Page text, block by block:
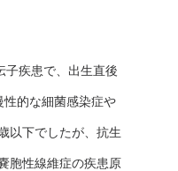
子疾患で、出生直後
的な細菌感染症や
以下でしたが、抗生
胞性線維症の疾患原